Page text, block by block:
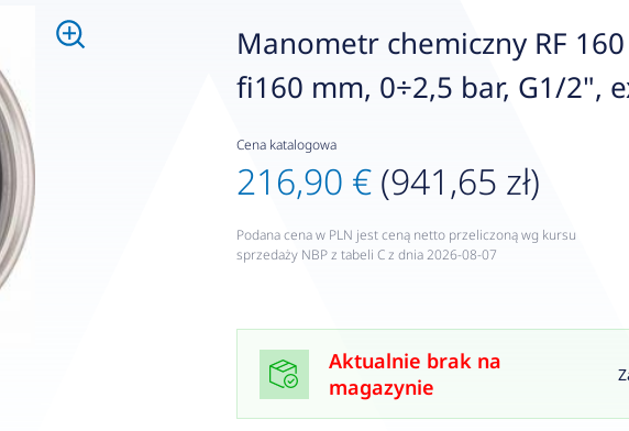
Klienci OEM
Kadra Zarządzająca
Zgłoś naruszenie
Manometr chemiczny RF
fi160 mm, 0÷2,5 bar, G1/2",
Cena katalogowa
216,90 € (941,65 zł)
Podana cena w PLN jest ceną netto przeliczoną wg kursu
sprzedaży NBP z tabeli C z dnia 2026-08-07
Aktualnie brak na
magazynie